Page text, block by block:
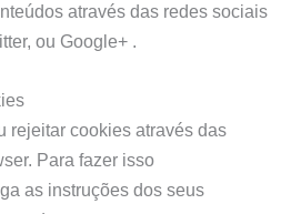
através das redes sociais
ou Google+ .
rejeitar cookies através das
Para fazer isso
as instruções dos seus